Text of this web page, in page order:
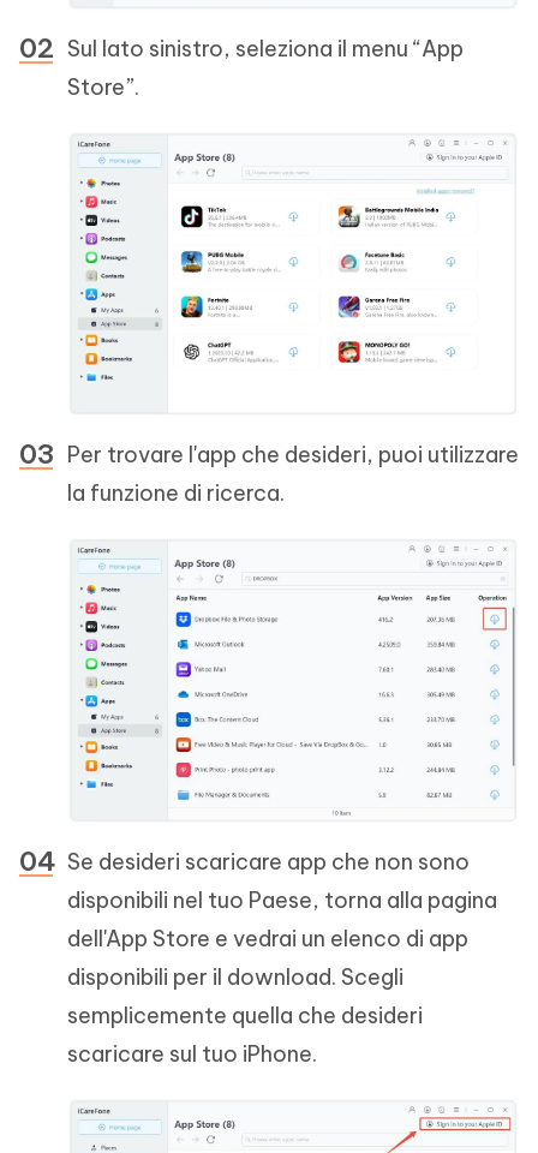
Sul lato sinistro, seleziona il menu “App
Store”.
Per trovare l'app che desideri, puoi utilizzare
la funzione di ricerca.
Se desideri scaricare app che non sono
disponibili nel tuo Paese, torna alla pagina
dell'App Store e vedrai un elenco di app
disponibili per il download. Scegli
semplicemente quella che desideri
scaricare sul tuo iPhone.